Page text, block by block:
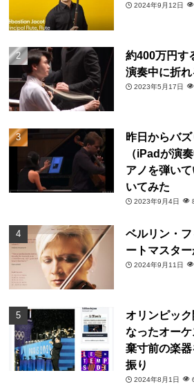
2024年9月12日
約400万円す
演奏中に折れ
2023年5月17日
昨日からバ
（iPadが演
アノを弾い
いてみた
2023年9月4日
ベルリン・
ートマスタ
2024年9月11日
オリンピッ
なったオー
棄寸前の楽
振り
2024年8月1日